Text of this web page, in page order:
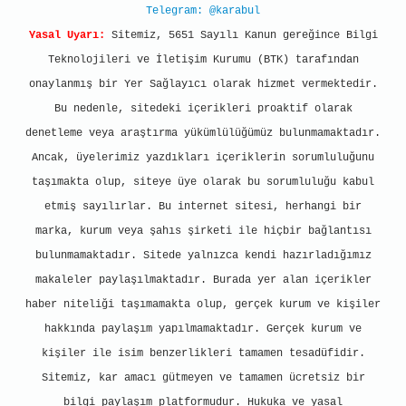
Telegram: @karabul
Yasal Uyarı:
Sitemiz, 5651 Sayılı Kanun gereğince Bilgi
Teknolojileri ve İletişim Kurumu (BTK) tarafından
onaylanmış bir Yer Sağlayıcı olarak hizmet vermektedir.
Bu nedenle, sitedeki içerikleri proaktif olarak
denetleme veya araştırma yükümlülüğümüz bulunmamaktadır.
Ancak, üyelerimiz yazdıkları içeriklerin sorumluluğunu
taşımakta olup, siteye üye olarak bu sorumluluğu kabul
etmiş sayılırlar. Bu internet sitesi, herhangi bir
marka, kurum veya şahıs şirketi ile hiçbir bağlantısı
bulunmamaktadır. Sitede yalnızca kendi hazırladığımız
makaleler paylaşılmaktadır. Burada yer alan içerikler
haber niteliği taşımamakta olup, gerçek kurum ve kişiler
hakkında paylaşım yapılmamaktadır. Gerçek kurum ve
kişiler ile isim benzerlikleri tamamen tesadüfidir.
Sitemiz, kar amacı gütmeyen ve tamamen ücretsiz bir
bilgi paylaşım platformudur. Hukuka ve yasal